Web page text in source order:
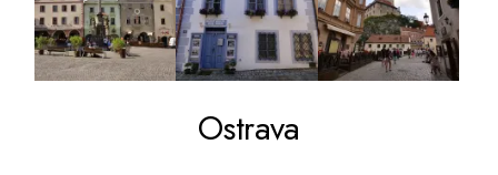
Ostrava